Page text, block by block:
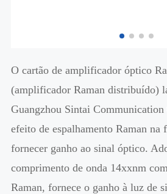
O cartão de amplificador óptico
(amplificador Raman distribuído)
Guangzhou Sintai
efeito de espalhamento Raman na
fornecer ganho ao sinal óptico.
comprimento de onda 14xxnm
Raman, fornece o ganho à luz de